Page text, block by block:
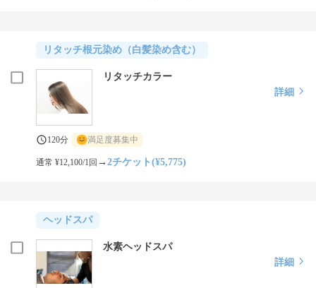
リタッチ根元染め（白髪染め含む）
リタッチカラー
詳細
120分 満足度募集中
通常 ¥12,100/1回 →2チケット(¥5,775)
ヘッドスパ
水素ヘッドスパ
詳細